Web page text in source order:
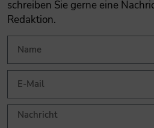
schreiben Sie gerne eine
Redaktion.